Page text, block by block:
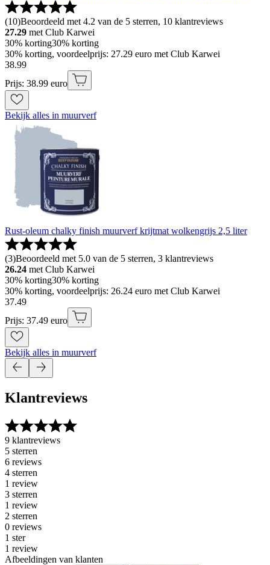
(10)Beoordeeld met 4.2 van de 5 sterren, 10 klantreviews
27.29 met Club Karwei
30% korting30% korting
30% korting, voordeelprijs: 27.29 euro met Club Karwei
38.99
Prijs: 38.99 euro
Bekijk alles in muurverf
Rust-oleum chalky finish muurverf krijtmat wolkengrijs 2,5 liter
(3)Beoordeeld met 5.0 van de 5 sterren, 3 klantreviews
26.24 met Club Karwei
30% korting30% korting
30% korting, voordeelprijs: 26.24 euro met Club Karwei
37.49
Prijs: 37.49 euro
Bekijk alles in muurverf
Klantreviews
9 klantreviews
5 sterren
6 reviews
4 sterren
1 review
3 sterren
1 review
2 sterren
0 reviews
1 ster
1 review
Afbeeldingen van klanten